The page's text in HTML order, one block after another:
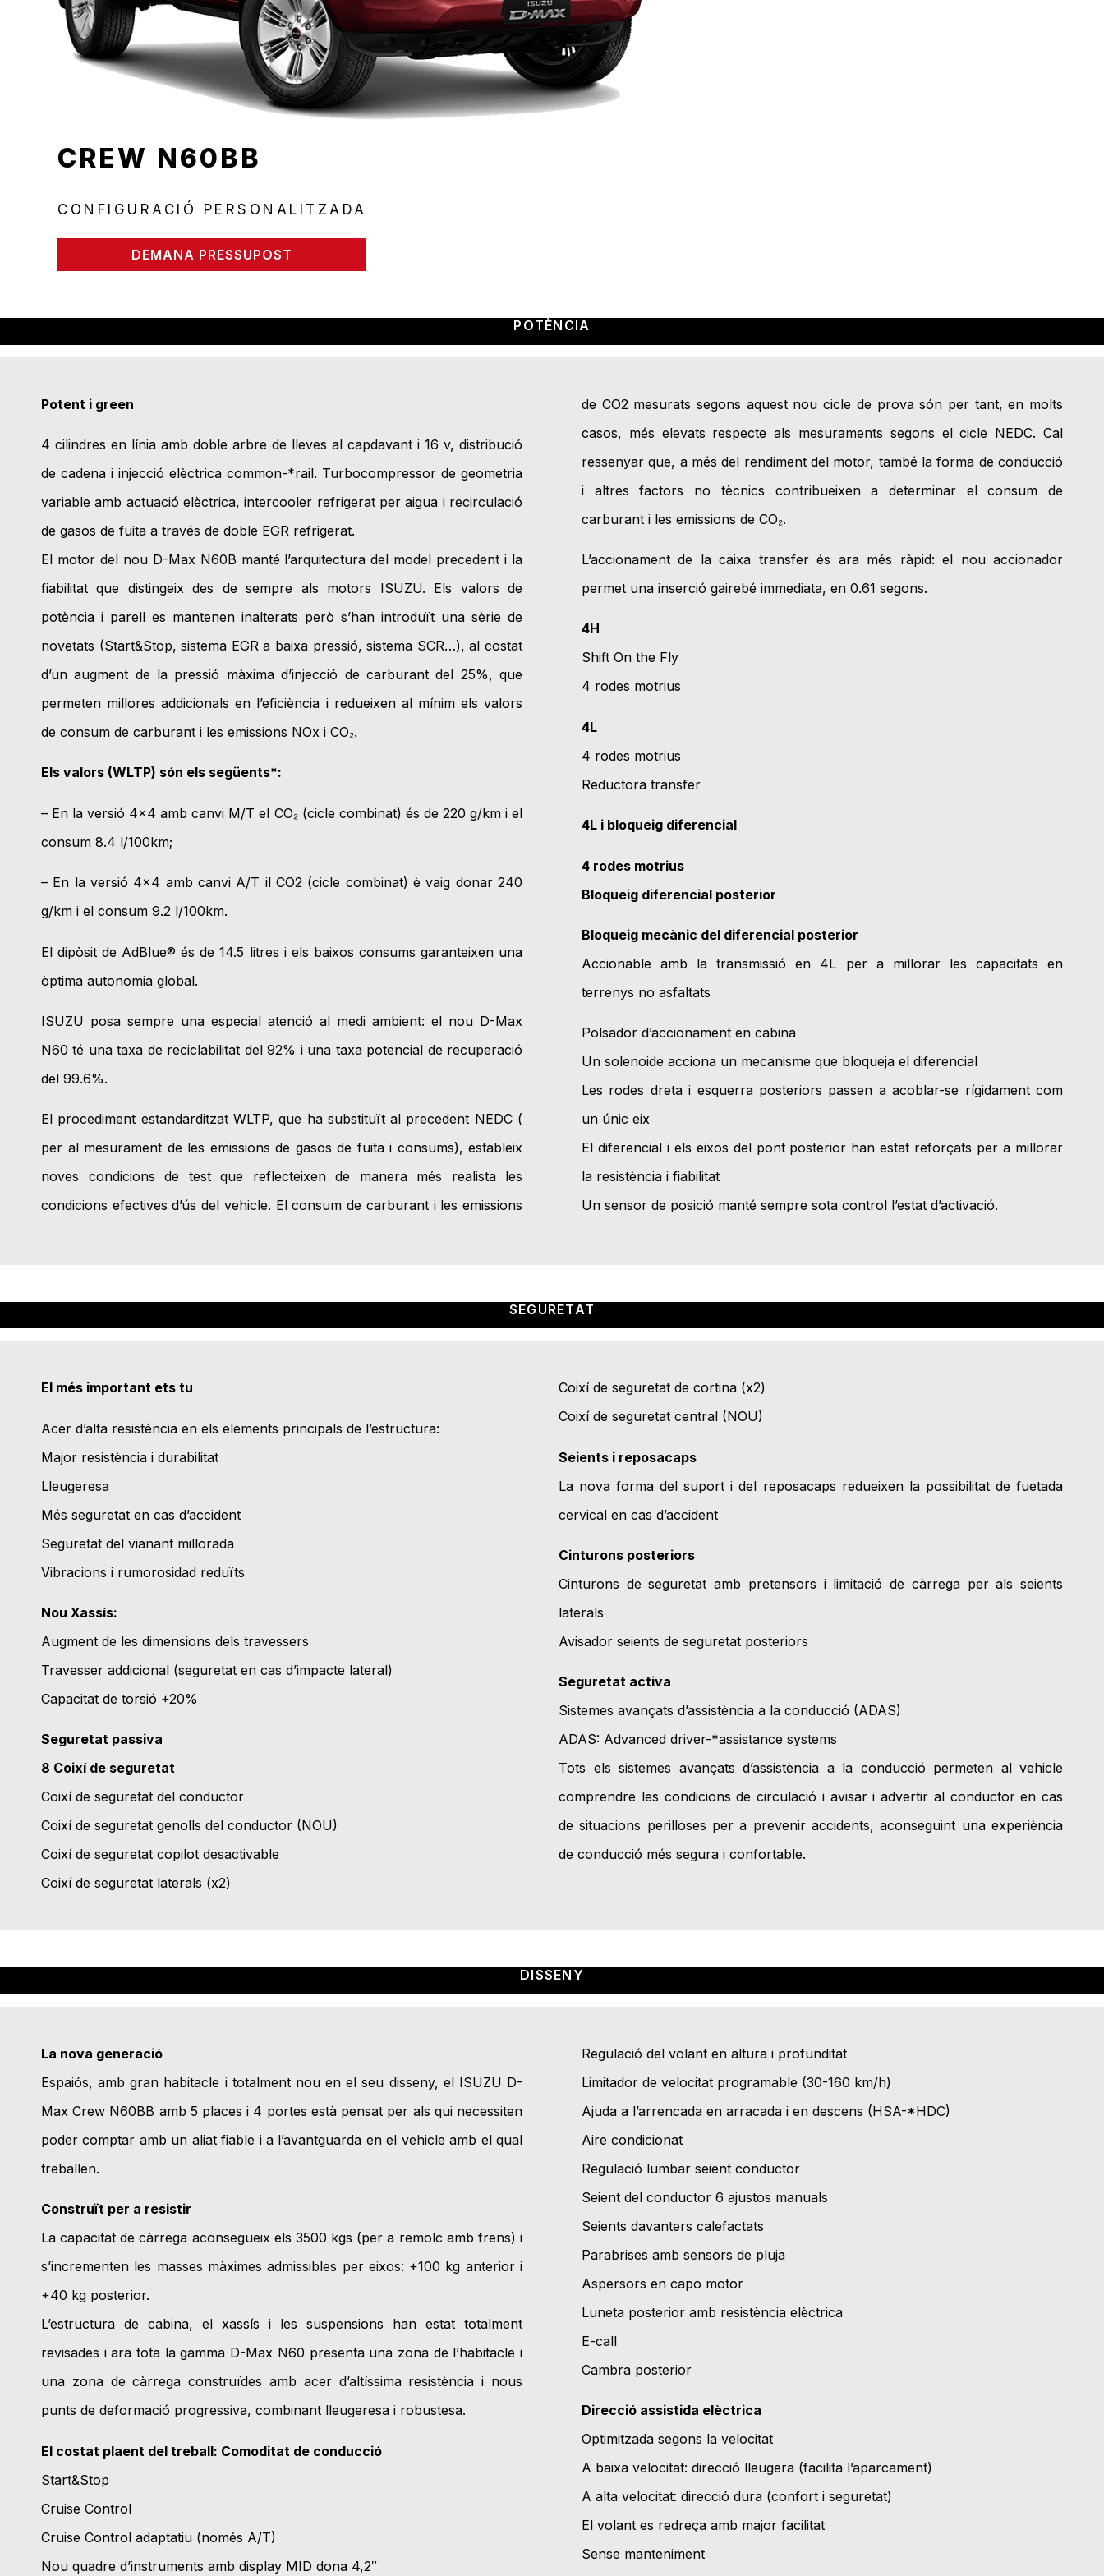
CREW N60BB
CONFIGURACIÓ PERSONALITZADA
DEMANA PRESSUPOST
POTÈNCIA
Potent i green
4 cilindres en línia amb doble arbre de lleves al capdavant i 16 v, distribució
de cadena i injecció elèctrica common-*rail. Turbocompressor de geometria
variable amb actuació elèctrica, intercooler refrigerat per aigua i recirculació
de gasos de fuita a través de doble EGR refrigerat.
El motor del nou D-Max N60B manté l’arquitectura del model precedent i la
fiabilitat que distingeix des de sempre als motors ISUZU. Els valors de
potència i parell es mantenen inalterats però s’han introduït una sèrie de
novetats (Start&Stop, sistema EGR a baixa pressió, sistema SCR…), al costat
d’un augment de la pressió màxima d’injecció de carburant del 25%, que
permeten millores addicionals en l’eficiència i redueixen al mínim els valors
de consum de carburant i les emissions NOx i CO₂.
Els valors (WLTP) són els següents*:
– En la versió 4×4 amb canvi M/T el CO₂ (cicle combinat) és de 220 g/km i el
consum 8.4 l/100km;
– En la versió 4×4 amb canvi A/T il CO2 (cicle combinat) è vaig donar 240
g/km i el consum 9.2 l/100km.
El dipòsit de AdBlue® és de 14.5 litres i els baixos consums garanteixen una
òptima autonomia global.
ISUZU posa sempre una especial atenció al medi ambient: el nou D-Max
N60 té una taxa de reciclabilitat del 92% i una taxa potencial de recuperació
del 99.6%.
El procediment estandarditzat WLTP, que ha substituït al precedent NEDC (
per al mesurament de les emissions de gasos de fuita i consums), estableix
noves condicions de test que reflecteixen de manera més realista les
condicions efectives d’ús del vehicle. El consum de carburant i les emissions
de CO2 mesurats segons aquest nou cicle de prova són per tant, en molts
casos, més elevats respecte als mesuraments segons el cicle NEDC. Cal
ressenyar que, a més del rendiment del motor, també la forma de conducció
i altres factors no tècnics contribueixen a determinar el consum de
carburant i les emissions de CO₂.
L’accionament de la caixa transfer és ara més ràpid: el nou accionador
permet una inserció gairebé immediata, en 0.61 segons.
4H
Shift On the Fly
4 rodes motrius
4L
4 rodes motrius
Reductora transfer
4L i bloqueig diferencial
4 rodes motrius
Bloqueig diferencial posterior
Bloqueig mecànic del diferencial posterior
Accionable amb la transmissió en 4L per a millorar les capacitats en
terrenys no asfaltats
Polsador d’accionament en cabina
Un solenoide acciona un mecanisme que bloqueja el diferencial
Les rodes dreta i esquerra posteriors passen a acoblar-se rígidament com
un únic eix
El diferencial i els eixos del pont posterior han estat reforçats per a millorar
la resistència i fiabilitat
Un sensor de posició manté sempre sota control l’estat d’activació.
SEGURETAT
El més important ets tu
Acer d’alta resistència en els elements principals de l’estructura:
Major resistència i durabilitat
Lleugeresa
Més seguretat en cas d’accident
Seguretat del vianant millorada
Vibracions i rumorosidad reduïts
Nou Xassís:
Augment de les dimensions dels travessers
Travesser addicional (seguretat en cas d’impacte lateral)
Capacitat de torsió +20%
Seguretat passiva
8 Coixí de seguretat
Coixí de seguretat del conductor
Coixí de seguretat genolls del conductor (NOU)
Coixí de seguretat copilot desactivable
Coixí de seguretat laterals (x2)
Coixí de seguretat de cortina (x2)
Coixí de seguretat central (NOU)
Seients i reposacaps
La nova forma del suport i del reposacaps redueixen la possibilitat de fuetada
cervical en cas d’accident
Cinturons posteriors
Cinturons de seguretat amb pretensors i limitació de càrrega per als seients
laterals
Avisador seients de seguretat posteriors
Seguretat activa
Sistemes avançats d’assistència a la conducció (ADAS)
ADAS: Advanced driver-*assistance systems
Tots els sistemes avançats d’assistència a la conducció permeten al vehicle
comprendre les condicions de circulació i avisar i advertir al conductor en cas
de situacions perilloses per a prevenir accidents, aconseguint una experiència
de conducció més segura i confortable.
DISSENY
La nova generació
Espaiós, amb gran habitacle i totalment nou en el seu disseny, el ISUZU D-
Max Crew N60BB amb 5 places i 4 portes està pensat per als qui necessiten
poder comptar amb un aliat fiable i a l’avantguarda en el vehicle amb el qual
treballen.
Construït per a resistir
La capacitat de càrrega aconsegueix els 3500 kgs (per a remolc amb frens) i
s’incrementen les masses màximes admissibles per eixos: +100 kg anterior i
+40 kg posterior.
L’estructura de cabina, el xassís i les suspensions han estat totalment
revisades i ara tota la gamma D-Max N60 presenta una zona de l’habitacle i
una zona de càrrega construïdes amb acer d’altíssima resistència i nous
punts de deformació progressiva, combinant lleugeresa i robustesa.
El costat plaent del treball: Comoditat de conducció
Start&Stop
Cruise Control
Cruise Control adaptatiu (només A/T)
Nou quadre d’instruments amb display MID dona 4,2″
Regulació del volant en altura i profunditat
Limitador de velocitat programable (30-160 km/h)
Ajuda a l’arrencada en arracada i en descens (HSA-*HDC)
Aire condicionat
Regulació lumbar seient conductor
Seient del conductor 6 ajustos manuals
Seients davanters calefactats
Parabrises amb sensors de pluja
Aspersors en capo motor
Luneta posterior amb resistència elèctrica
E-call
Cambra posterior
Direcció assistida elèctrica
Optimitzada segons la velocitat
A baixa velocitat: direcció lleugera (facilita l’aparcament)
A alta velocitat: direcció dura (confort i seguretat)
El volant es redreça amb major facilitat
Sense manteniment